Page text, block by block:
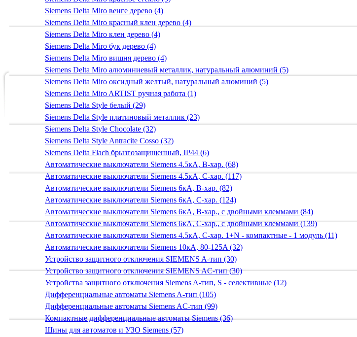
Siemens Delta Miro венге дерево (4)
Siemens Delta Miro красный клен дерево (4)
Siemens Delta Miro клен дерево (4)
Siemens Delta Miro бук дерево (4)
Siemens Delta Miro вишня дерево (4)
Siemens Delta Miro алюминиевый металлик, натуральный алюминий (5)
Siemens Delta Miro оксидный желтый, натуральный алюминий (5)
Siemens Delta Miro ARTIST ручная работа (1)
Siemens Delta Style белый (29)
Siemens Delta Style платиновый металлик (23)
Siemens Delta Style Chocolate (32)
Siemens Delta Style Antracite Cosso (32)
Siemens Delta Flach брызгозащищенный, IP44 (6)
Автоматические выключатели Siemens 4.5кА, B-хар. (68)
Автоматические выключатели Siemens 4.5кА, C-хар. (117)
Автоматические выключатели Siemens 6кА, B-хар. (82)
Автоматические выключатели Siemens 6кА, С-хар. (124)
Автоматические выключатели Siemens 6кА, B-хар., с двойными клеммами (84)
Автоматические выключатели Siemens 6кА, C-хар., с двойными клеммами (139)
Автоматические выключатели Siemens 4.5кА, C-хар. 1+N - компактные - 1 модуль (11)
Автоматические выключатели Siemens 10кА, 80-125A (32)
Устройство защитного отключения SIEMENS A-тип (30)
Устройство защитного отключения SIEMENS AС-тип (30)
Устройства защитного отключения Siemens A-тип, S - селективные (12)
Дифференциальные автоматы Siemens A-тип (105)
Дифференциальные автоматы Siemens AС-тип (99)
Компактные дифференциальные автоматы Siemens (36)
Шины для автоматов и УЗО Siemens (57)